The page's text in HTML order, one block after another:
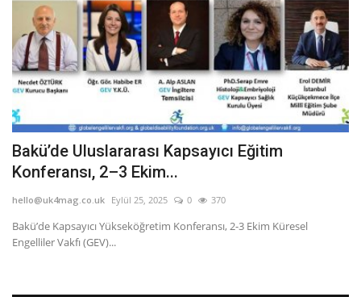
Bakü’de Uluslararası Kapsayıcı Eğitim
Konferansı, 2–3 Ekim...
hello@uk4mag.co.uk Eylül 25, 2025 0 370
Bakü’de Kapsayıcı Yükseköğretim Konferansı, 2-3 Ekim Küresel
Engelliler Vakfı (GEV)...